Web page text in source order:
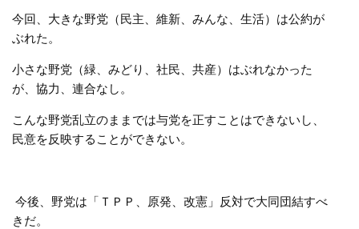
今回、大きな野党（民主、維新、みんな、生活）は公約が
ぶれた。
小さな野党（緑、みどり、社民、共産）はぶれなかった
が、協力、連合なし。
こんな野党乱立のままでは与党を正すことはできないし、
民意を反映することができない。
今後、野党は「ＴＰＰ、原発、改憲」反対で大同団結すべ
きだ。